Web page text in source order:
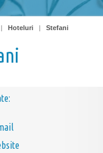
Hoteluri | Stefani